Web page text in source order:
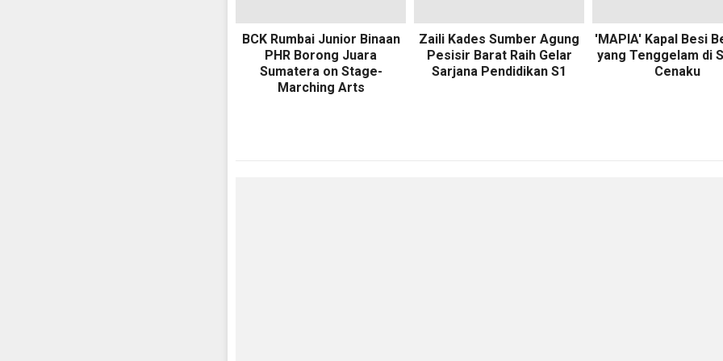
BCK Rumbai Junior Binaan
PHR Borong Juara
Sumatera on Stage-
Marching Arts
Zaili Kades Sumber Agung
Pesisir Barat Raih Gelar
Sarjana Pendidikan S1
'MAPIA' Kapal Besi
yang Tenggelam di
Cenaku